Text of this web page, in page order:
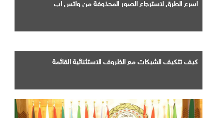
اسرع الطرق لاسترجاع الصور المحذوفة من واتس اب
كيف تتكيف الشبكات مع الظروف الاستثنائية القائمة